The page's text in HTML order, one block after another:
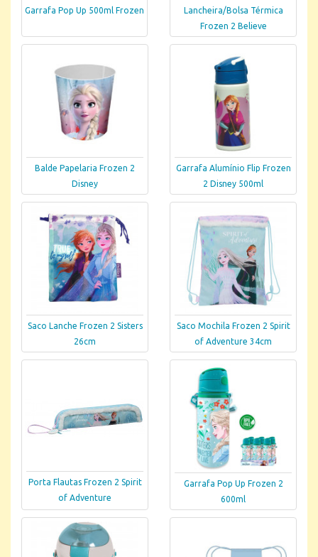
Garrafa Pop Up 500ml Frozen
Lancheira/Bolsa Térmica
Frozen 2 Believe
Balde Papelaria Frozen 2
Disney
Garrafa Alumínio Flip Frozen
2 Disney 500ml
Saco Lanche Frozen 2 Sisters
26cm
Saco Mochila Frozen 2 Spirit
of Adventure 34cm
Porta Flautas Frozen 2 Spirit
of Adventure
Garrafa Pop Up Frozen 2
600ml